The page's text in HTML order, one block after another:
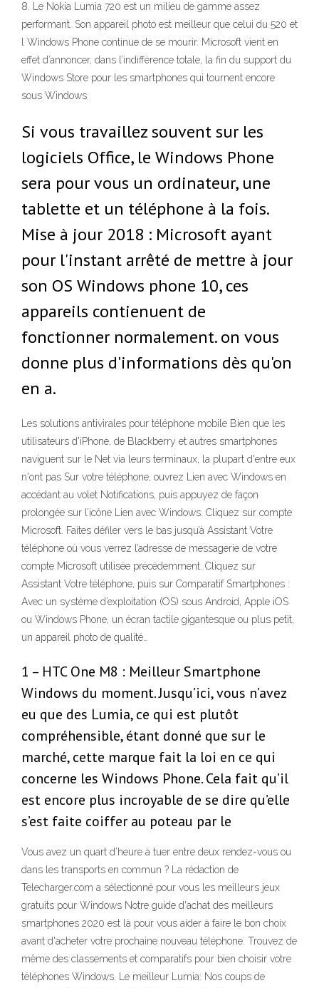
8. Le Nokia Lumia 720 est un milieu de gamme assez
performant. Son appareil photo est meilleur que celui du 520 et
l Windows Phone continue de se mourir. Microsoft vient en
effet d’annoncer, dans l’indifférence totale, la fin du support du
Windows Store pour les smartphones qui tournent encore
sous Windows
Si vous travaillez souvent sur les
logiciels Office, le Windows Phone
sera pour vous un ordinateur, une
tablette et un téléphone à la fois.
Mise à jour 2018 : Microsoft ayant
pour l'instant arrêté de mettre à jour
son OS Windows phone 10, ces
appareils contienuent de
fonctionner normalement. on vous
donne plus d'informations dès qu'on
en a.
Les solutions antivirales pour téléphone mobile Bien que les
utilisateurs d'iPhone, de Blackberry et autres smartphones
naviguent sur le Net via leurs terminaux, la plupart d'entre eux
n'ont pas Sur votre téléphone, ouvrez Lien avec Windows en
accédant au volet Notifications, puis appuyez de façon
prolongée sur l’icône Lien avec Windows. Cliquez sur compte
Microsoft. Faites défiler vers le bas jusqu’à Assistant Votre
téléphone où vous verrez l’adresse de messagerie de votre
compte Microsoft utilisée précédemment. Cliquez sur
Assistant Votre téléphone, puis sur Comparatif Smartphones :
Avec un système d’exploitation (OS) sous Android, Apple iOS
ou Windows Phone, un écran tactile gigantesque ou plus petit,
un appareil photo de qualité…
1 – HTC One M8 : Meilleur Smartphone
Windows du moment. Jusqu’ici, vous n’avez
eu que des Lumia, ce qui est plutôt
compréhensible, étant donné que sur le
marché, cette marque fait la loi en ce qui
concerne les Windows Phone. Cela fait qu’il
est encore plus incroyable de se dire qu’elle
s’est faite coiffer au poteau par le
Vous avez un quart d’heure à tuer entre deux rendez-vous ou
dans les transports en commun ? La rédaction de
Telecharger.com a sélectionné pour vous les meilleurs jeux
gratuits pour Windows Notre guide d'achat des meilleurs
smartphones 2020 est là pour vous aider à faire le bon choix
avant d'acheter votre prochaine nouveau téléphone. Trouvez de
même des classements et comparatifs pour bien choisir votre
téléphones Windows. Le meilleur Lumia: Nos coups de